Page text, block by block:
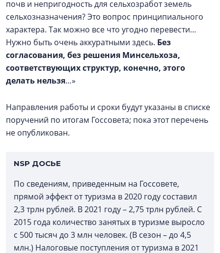
почв и непригодность для сельхозработ земель
сельхозназначения? Это вопрос принципиального
характера. Так можно все что угодно перевести…
Нужно быть очень аккуратными здесь. Без
согласования, без решения Минсельхоза,
соответствующих структур, конечно, этого
делать нельзя…»
Направления работы и сроки будут указаны в списке
поручений по итогам Госсовета; пока этот перечень
не опубликован.
NSP ДОСЬЕ
По сведениям, приведенным на Госсовете,
прямой эффект от туризма в 2020 году составил
2,3 трлн рублей. В 2021 году – 2,75 трлн рублей. С
2015 года количество занятых в туризме выросло
с 500 тысяч до 3 млн человек. (В сезон – до 4,5
млн.) Налоговые поступления от туризма в 2021